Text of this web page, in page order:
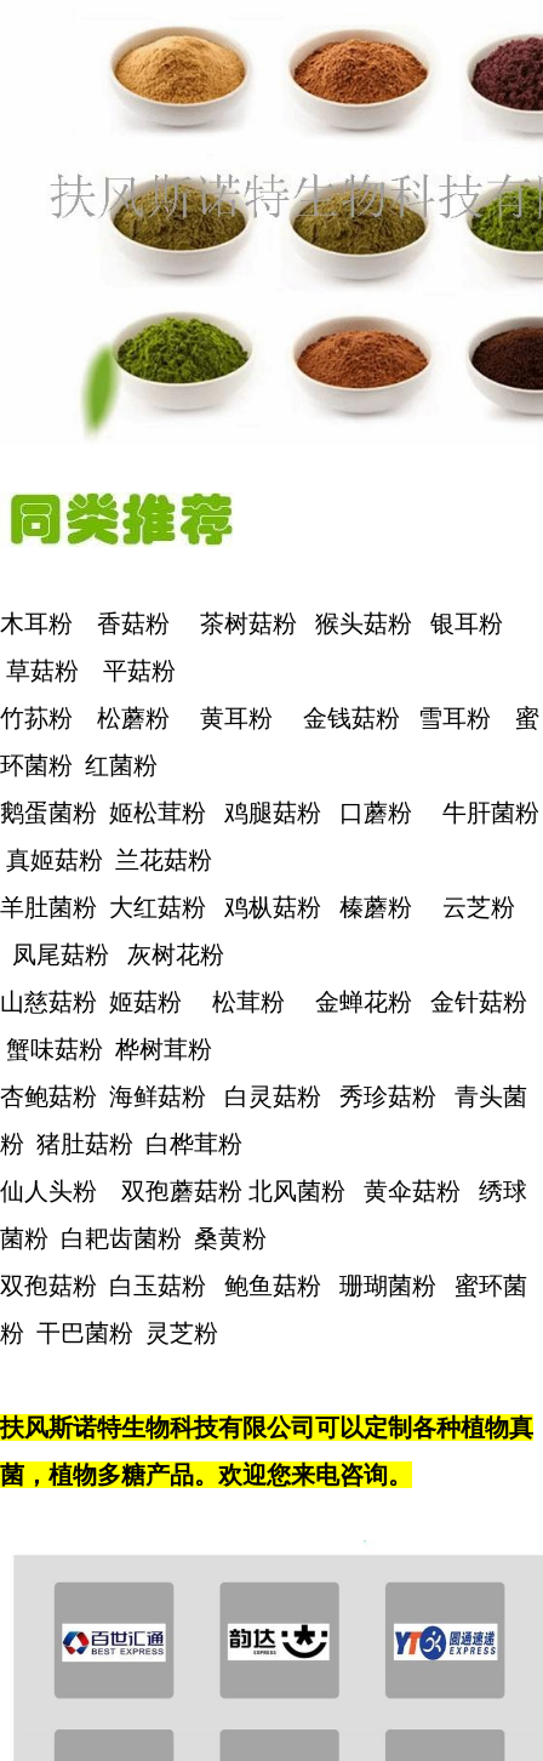
木耳粉 香菇粉 茶树菇粉 猴头菇粉 银耳粉
草菇粉 平菇粉
竹荪粉 松蘑粉 黄耳粉 金钱菇粉 雪耳粉 蜜
环菌粉 红菌粉
鹅蛋菌粉 姬松茸粉 鸡腿菇粉 口蘑粉 牛肝菌粉
真姬菇粉 兰花菇粉
羊肚菌粉 大红菇粉 鸡枞菇粉 榛蘑粉 云芝粉
凤尾菇粉 灰树花粉
山慈菇粉 姬菇粉 松茸粉 金蝉花粉 金针菇粉
蟹味菇粉 桦树茸粉
杏鲍菇粉 海鲜菇粉 白灵菇粉 秀珍菇粉 青头菌
粉 猪肚菇粉 白桦茸粉
仙人头粉 双孢蘑菇粉 北风菌粉 黄伞菇粉 绣球
菌粉 白耙齿菌粉 桑黄粉
双孢菇粉 白玉菇粉 鲍鱼菇粉 珊瑚菌粉 蜜环菌
粉 干巴菌粉 灵芝粉
扶风斯诺特生物科技有限公司可以定制各种植物真
菌，植物多糖产品。欢迎您来电咨询。